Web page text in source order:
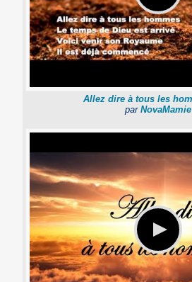
Allez dire à tous les
par NovaMamie